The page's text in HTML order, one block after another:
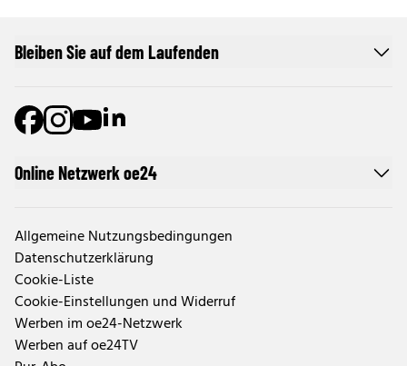
Online Netzwerk oe24
Allgemeine Nutzungsbedingungen
Datenschutzerklärung
Cookie-Liste
Cookie-Einstellungen und Widerruf
Werben im oe24-Netzwerk
Werben auf oe24TV
Bleiben Sie auf dem Laufenden